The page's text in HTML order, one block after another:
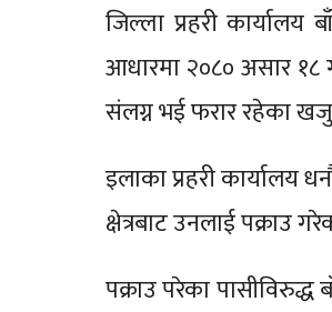
जिल्ला प्रहरी
आधारमा २०८० असार १८
संलग्न भई फरार रहेका
इलाका प्रहरी कार्यालय
क्षेत्रबाट उनलाई पक्राउ
पक्राउ परेका